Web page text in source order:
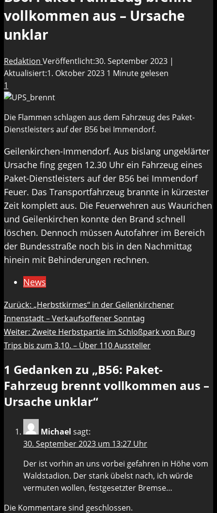
vollkommen aus – Ursache
unklar
Redaktion Veröffentlicht:30. September 2023 |
Aktualisiert:1. Oktober 2023 1 Minute gelesen
1
Die Flammen schlagen aus dem Fahrzeug des Paket-
Dienstleisters auf der B56 bei Immendorf.
Geilenkirchen-Immendorf. Aus bislang ungeklärter
Ursache fing gegen 12.30 Uhr ein Fahrzeug eines
Paket-Dienstleisters auf der B56 bei Immendorf
Feuer. Das Transportfahrzeug brannte in kürzester
Zeit komplett aus. Die Feuerwehren aus Waurichen
und Geilenkirchen konnte den Brand schnell
löschen. Dennoch müssen Autofahrer im Bereich
der Bundesstraße noch bis in den Nachmittag
hinein mit Behinderungen rechnen.
News
Beitragsnavigation
Zurück: „Herbstkirmes“ in der Geilenkirchener
Innenstadt – Verkaufsoffener Sonntag
Weiter: Zweite Herbstpartie im Schloßpark von Burg
Trips bis zum 3.10. – Über 110 Aussteller
1 Gedanken zu „B56: Paket-
Fahrzeug brennt vollkommen aus –
Ursache unklar“
Michael sagt:
30. September 2023 um 13:27 Uhr
Der ist vorhin an uns vorbei gefahren in Höhe vom
Waldstadion. Der stank übelst nach, ich würde
vermuten wollen, festgesetzter Bremse…
Die Kommentare sind geschlossen.